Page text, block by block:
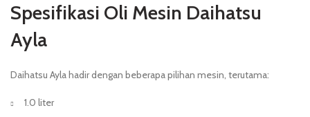
Spesifikasi Oli Mesin Daihatsu
Ayla
Daihatsu Ayla hadir dengan beberapa pilihan mesin, terutama:
1.0 liter